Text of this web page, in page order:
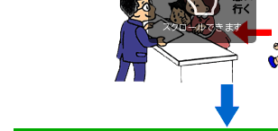
スクロールできます